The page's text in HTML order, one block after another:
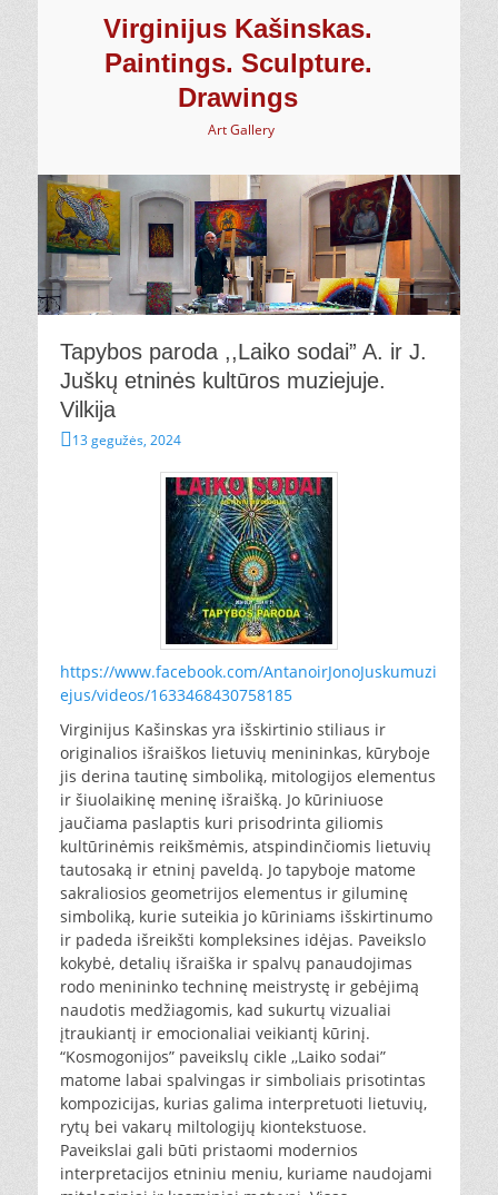
Virginijus Kašinskas.
Paintings. Sculpture.
Drawings
Art Gallery
Tapybos paroda ,,Laiko sodai” A. ir J.
Juškų etninės kultūros muziejuje.
Vilkija
Paskelbta
13 gegužės, 2024
https://www.facebook.com/AntanoirJonoJuskumuzi
ejus/videos/1633468430758185
Virginijus Kašinskas yra išskirtinio stiliaus ir
originalios išraiškos lietuvių menininkas, kūryboje
jis derina tautinę simboliką, mitologijos elementus
ir šiuolaikinę meninę išraišką. Jo kūriniuose
jaučiama paslaptis kuri prisodrinta giliomis
kultūrinėmis reikšmėmis, atspindinčiomis lietuvių
tautosaką ir etninį paveldą. Jo tapyboje matome
sakraliosios geometrijos elementus ir giluminę
simboliką, kurie suteikia jo kūriniams išskirtinumo
ir padeda išreikšti kompleksines idėjas. Paveikslo
kokybė, detalių išraiška ir spalvų panaudojimas
rodo menininko techninę meistrystę ir gebėjimą
naudotis medžiagomis, kad sukurtų vizualiai
įtraukiantį ir emocionaliai veikiantį kūrinį.
“Kosmogonijos” paveikslų cikle ,,Laiko sodai”
matome labai spalvingas ir simboliais prisotintas
kompozicijas, kurias galima interpretuoti lietuvių,
rytų bei vakarų miltologijų kiontekstuose.
Paveikslai gali būti pristaomi modernios
interpretacijos etniniu meniu, kuriame naudojami